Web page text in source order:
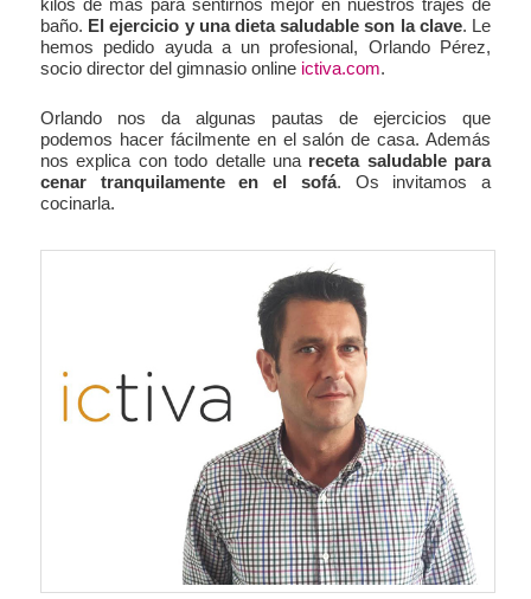
baño. El ejercicio y una dieta saludable son la clave. Le
hemos pedido ayuda a un profesional, Orlando Pérez,
socio director del gimnasio online ictiva.com.
Orlando nos da algunas pautas de ejercicios que
podemos hacer fácilmente en el salón de casa. Además
nos explica con todo detalle una receta saludable para
cenar tranquilamente en el sofá. Os invitamos a
cocinarla.